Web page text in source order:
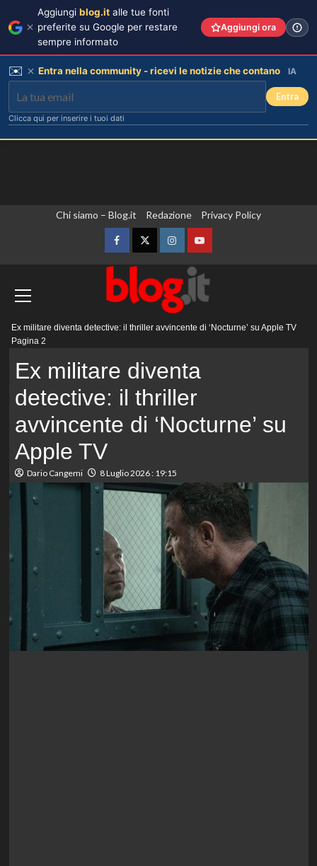
Chi siamo – Blog.it Redazione Privacy Policy
FacebookTwitterInstagramYouTube
principale
Ex militare diventa detective: il thriller avvincente di ‘Nocturne’ su Apple TV
Pagina 2
Ex militare diventa
detective: il thriller
avvincente di ‘Nocturne’ su
Apple TV
Dario Cangemi 8 Luglio 2026 : 19:15
Aggiungi blog.it alle tue fonti
preferite su Google per restare
sempre informato
Aggiungi ora
✉️ Entra nella community - ricevi le notizie che contano IA
Entra
Clicca qui per inserire i tuoi dati